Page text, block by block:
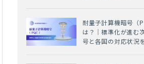
耐量子計算機暗号（
は？｜標準化が進む
号と各国の対応状況